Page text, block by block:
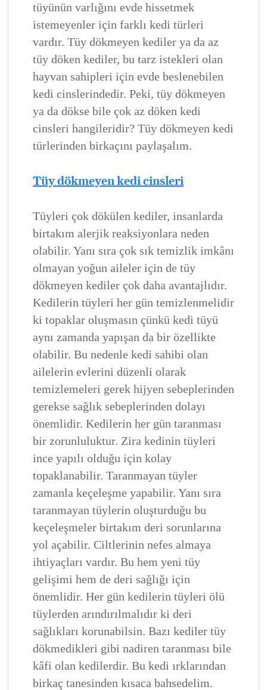
tüyünün varlığını evde hissetmek
istemeyenler için farklı kedi türleri
vardır. Tüy dökmeyen kediler ya da az
tüy döken kediler, bu tarz istekleri olan
hayvan sahipleri için evde beslenebilen
kedi cinslerindedir. Peki, tüy dökmeyen
ya da dökse bile çok az döken kedi
cinsleri hangileridir? Tüy dökmeyen kedi
türlerinden birkaçını paylaşalım.
Tüy dökmeyen kedi cinsleri
Tüyleri çok dökülen kediler, insanlarda
birtakım alerjik reaksiyonlara neden
olabilir. Yanı sıra çok sık temizlik imkânı
olmayan yoğun aileler için de tüy
dökmeyen kediler çok daha avantajlıdır.
Kedilerin tüyleri her gün temizlenmelidir
ki topaklar oluşmasın çünkü kedi tüyü
aynı zamanda yapışan da bir özellikte
olabilir. Bu nedenle kedi sahibi olan
ailelerin evlerini düzenli olarak
temizlemeleri gerek hijyen sebeplerinden
gerekse sağlık sebeplerinden dolayı
önemlidir. Kedilerin her gün taranması
bir zorunluluktur. Zira kedinin tüyleri
ince yapılı olduğu için kolay
topaklanabilir. Taranmayan tüyler
zamanla keçeleşme yapabilir. Yanı sıra
taranmayan tüylerin oluşturduğu bu
keçeleşmeler birtakım deri sorunlarına
yol açabilir. Ciltlerinin nefes almaya
ihtiyaçları vardır. Bu hem yeni tüy
gelişimi hem de deri sağlığı için
önemlidir. Her gün kedilerin tüyleri ölü
tüylerden arındırılmalıdır ki deri
sağlıkları korunabilsin. Bazı kediler tüy
dökmedikleri gibi nadiren taranması bile
kâfi olan kedilerdir. Bu kedi ırklarından
birkaç tanesinden kısaca bahsedelim.